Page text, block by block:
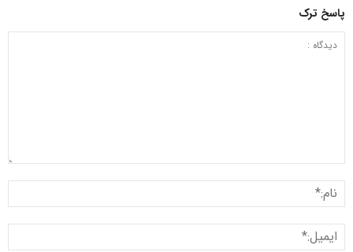
پاسخ ترک